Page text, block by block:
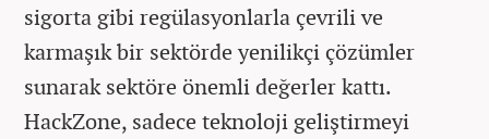
sigorta gibi regülasyonlarla çevrili ve
karmaşık bir sektörde yenilikçi çözümler
sunarak sektöre önemli değerler kattı.
HackZone, sadece teknoloji geliştirmeyi